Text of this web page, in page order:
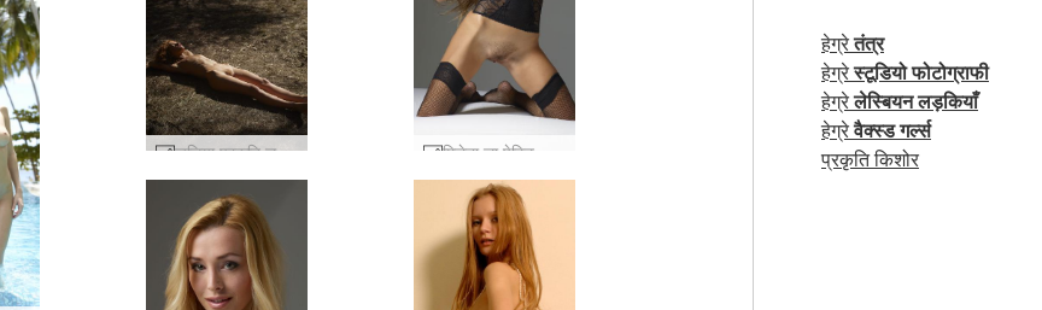
जूलिया प्रकृति लड़की #22
हेग्रेतंत्र
हेग्रेस्टूडियो फोटोग्राफी
हेग्रेलेस्बियन लड़कियाँ
हेग्रेवैक्स्ड गर्ल्स
प्रकृति किशोर